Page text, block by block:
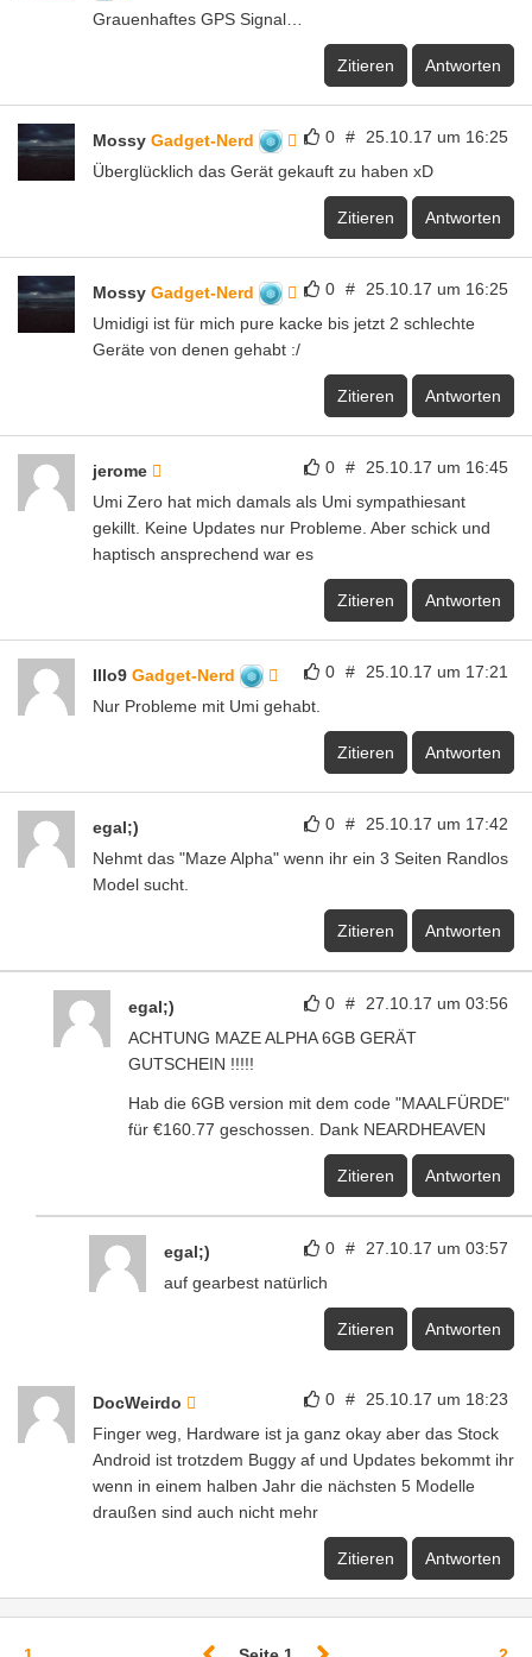
Grauenhaftes GPS Signal…
Zitieren Antworten
0 # 25.10.17 um 16:25
Mossy Gadget-Nerd
Überglücklich das Gerät gekauft zu haben xD
Zitieren Antworten
0 # 25.10.17 um 16:25
Mossy Gadget-Nerd
Umidigi ist für mich pure kacke bis jetzt 2 schlechte
Geräte von denen gehabt :/
Zitieren Antworten
0 # 25.10.17 um 16:45
jerome
Umi Zero hat mich damals als Umi sympathiesant
gekillt. Keine Updates nur Probleme. Aber schick und
haptisch ansprechend war es
Zitieren Antworten
0 # 25.10.17 um 17:21
Illo9 Gadget-Nerd
Nur Probleme mit Umi gehabt.
Zitieren Antworten
0 # 25.10.17 um 17:42
egal;)
Nehmt das "Maze Alpha" wenn ihr ein 3 Seiten Randlos
Model sucht.
Zitieren Antworten
0 # 27.10.17 um 03:56
egal;)
ACHTUNG MAZE ALPHA 6GB GERÄT
GUTSCHEIN !!!!!
Hab die 6GB version mit dem code "MAALFÜRDE"
für €160.77 geschossen. Dank NEARDHEAVEN
Zitieren Antworten
0 # 27.10.17 um 03:57
egal;)
auf gearbest natürlich
Zitieren Antworten
0 # 25.10.17 um 18:23
DocWeirdo
Finger weg, Hardware ist ja ganz okay aber das Stock
Android ist trotzdem Buggy af und Updates bekommt ihr
wenn in einem halben Jahr die nächsten 5 Modelle
draußen sind auch nicht mehr
Zitieren Antworten